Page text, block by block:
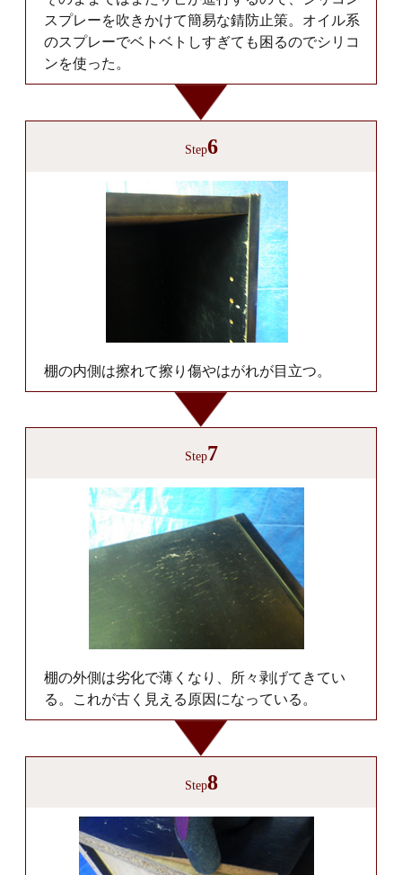
スプレーを吹きかけて簡易な錆防止策。オイル系
のスプレーでベトベトしすぎても困るのでシリコ
ンを使った。
Step6
棚の内側は擦れて擦り傷やはがれが目立つ。
Step7
棚の外側は劣化で薄くなり、所々剥げてきてい
る。これが古く見える原因になっている。
Step8